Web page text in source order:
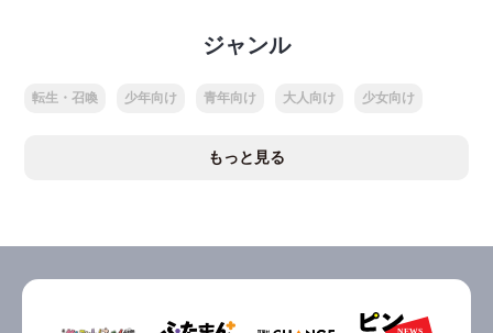
ジャンル
転生・召喚 少年向け 青年向け 大人向け 少女向け
もっと見る